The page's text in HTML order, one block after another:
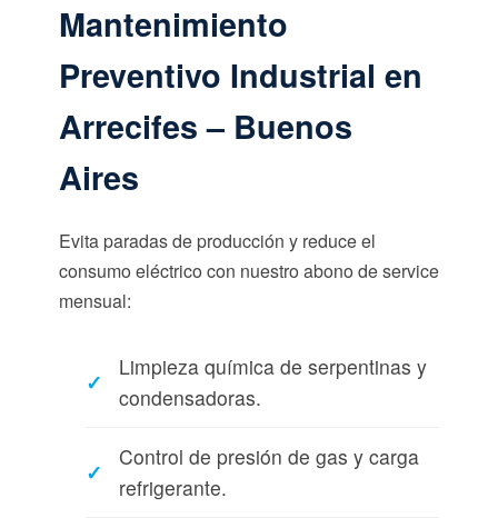
Mantenimiento
Preventivo Industrial en
Arrecifes – Buenos
Aires
Evita paradas de producción y reduce el
consumo eléctrico con nuestro abono de service
mensual:
Limpieza química de serpentinas y
condensadoras.
Control de presión de gas y carga
refrigerante.